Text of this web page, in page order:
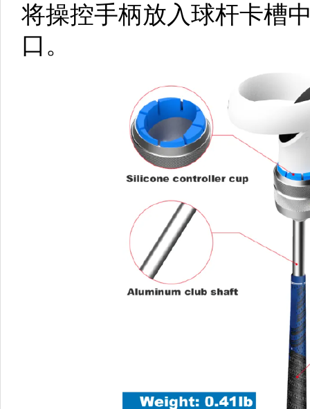
将操控手柄放入球杆卡槽
口。